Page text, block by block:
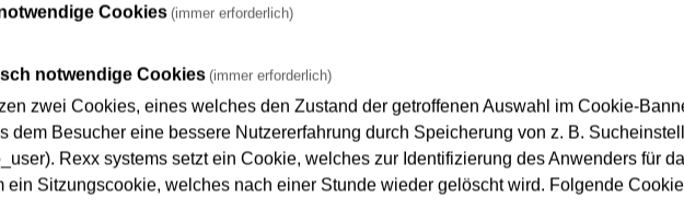
Cookies (immer erforderlich)
notwendige Cookies (immer erforderlich)
zwei Cookies, eines welches den Zustand der getroffenen Auswahl im Cookie-
dem Besucher eine bessere Nutzererfahrung durch Speicherung von z. B.
Rexx systems setzt ein Cookie, welches zur Identifizierung des Anwenders für
ein Sitzungscookie, welches nach einer Stunde wieder gelöscht wird. Folgende